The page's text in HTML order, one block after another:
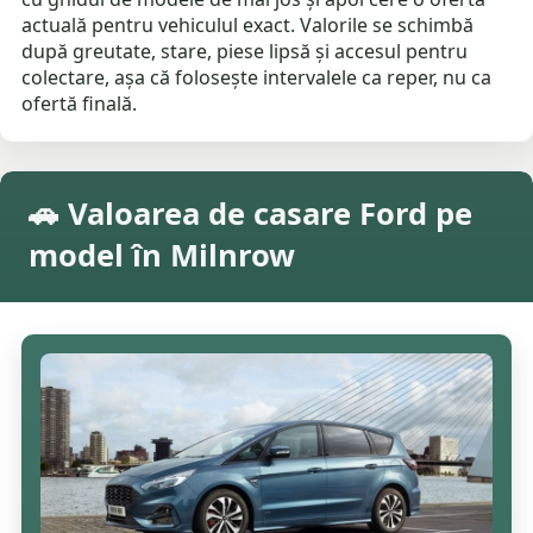
actuală pentru vehiculul exact. Valorile se schimbă
după greutate, stare, piese lipsă și accesul pentru
colectare, așa că folosește intervalele ca reper, nu ca
ofertă finală.
🚗 Valoarea de casare Ford pe
model în Milnrow